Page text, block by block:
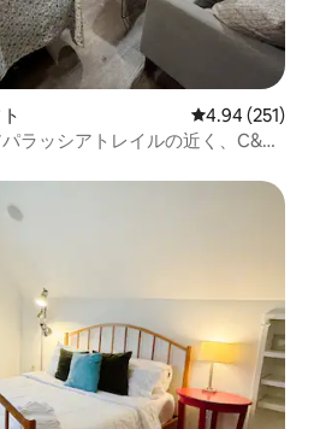
レビュー251
4.94 (251)
ラッシアトレイルの近く、C&O